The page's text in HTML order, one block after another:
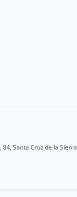
84, Santa Cruz de la Sierra